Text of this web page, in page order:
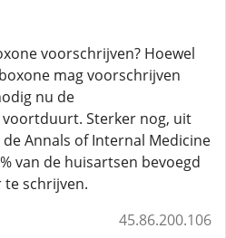
voorschrijven? Hoewel
mag voorschrijven
nu de
Sterker nog, uit
Annals of Internal Medicine
van de huisartsen bevoegd
schrijven.
45.86.200.106